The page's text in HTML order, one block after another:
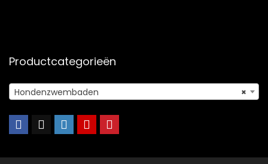
Productcategorieën
×
Hondenzwembaden